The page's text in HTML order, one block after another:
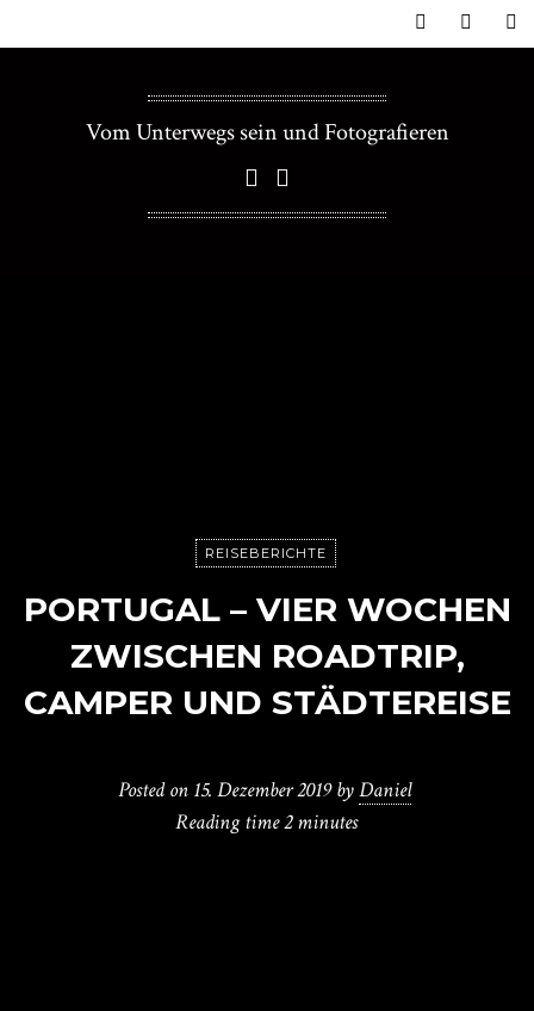
Vom Unterwegs sein und Fotografieren
REISEBERICHTE
PORTUGAL – VIER WOCHEN
ZWISCHEN ROADTRIP,
CAMPER UND STÄDTEREISE
Posted on 15. Dezember 2019 byDaniel
Reading time2 minutes